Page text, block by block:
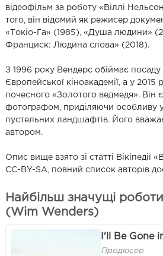
відеофільм за роботу «Віллі
того, він відомий як режисер
«Токіо-Га» (1985), «Душа людини»
Франциск: Людина слова» (2018).
З 1996 року Вендерс обіймає посаду
Європейської кіноакадемії, а у 2015
почесного «Золотого ведмедя». Він
фотографом, приділяючи особливу
пустельних ландшафтів. Його
автором.
Опис вище взято зі статті Вікіпедії
CC-BY-SA, повний список авторів
Найбільш значущі
(Wim Wenders)
I'll Be Gone
Продюсер